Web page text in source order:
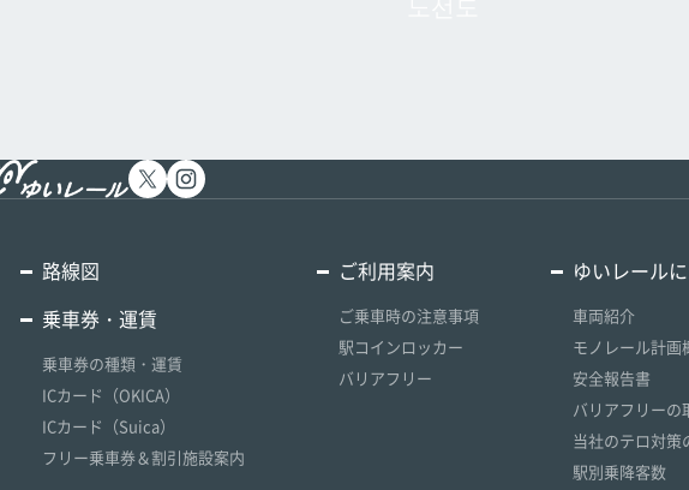
路線図
乗車券・運賃
乗車券の種類・運賃
ICカード（OKICA）
ICカード（Suica）
フリー乗車券＆割引施設案内
ご利用案内
ご乗車時の注意事項
駅コインロッカー
バリアフリー
ゆいレール
車両紹介
モノレール計画
安全報告書
バリアフリーの
当社のテロ対策
駅別乗降客数